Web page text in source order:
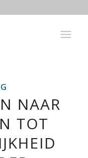
NAAR
TOT